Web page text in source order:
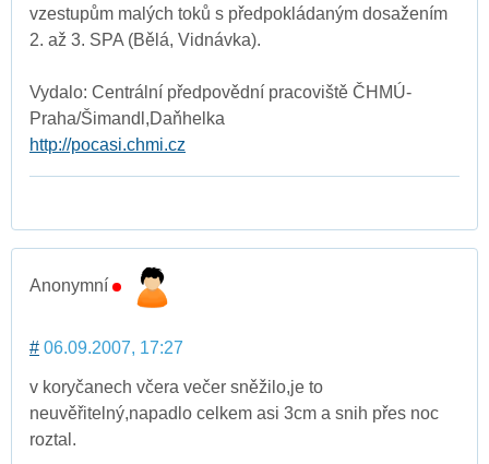
vzestupům malých toků s předpokládaným dosažením
2. až 3. SPA (Bělá, Vidnávka).
Vydalo: Centrální předpovědní pracoviště ČHMÚ-
Praha/Šimandl,Daňhelka
http://pocasi.chmi.cz
Anonymní
# 06.09.2007, 17:27
v koryčanech včera večer sněžilo,je to
neuvěřitelný,napadlo celkem asi 3cm a snih přes noc
roztal.